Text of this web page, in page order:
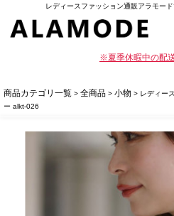
レディースファッション通販アラモー
※夏季休暇中の配
商品カテゴリ一覧 > 全商品 > 小物 > レディー
ー alkt-026